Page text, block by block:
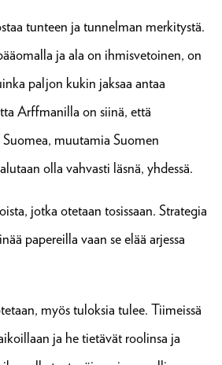
tunteen ja tunnelman merkitystä.
ja ala on ihmisvetoinen, on
paljon kukin jaksaa antaa
Arffmanilla on siinä, että
muutamia Suomen
olla vahvasti läsnä, yhdessä.
jotka otetaan tosissaan. Strategia
papereilla vaan se elää arjessa
myös tuloksia tulee. Tiimeissä
ja he tietävät roolinsa ja